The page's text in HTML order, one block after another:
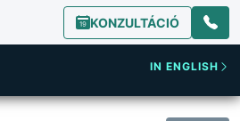
KONZULTÁCIÓ
IN ENGLISH